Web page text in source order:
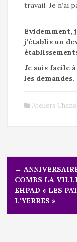
travail. Je n’ai
Evidemment,
j’établis un
Je suis facile
les demandes.
Ateliers
a
←
COMBS LA
EHPAD « LES
L’YERRES »